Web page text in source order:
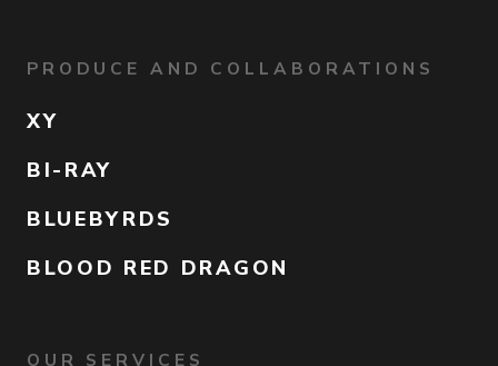
PRODUCE AND COLLABORATIONS
XY
BI-RAY
BLUEBYRDS
BLOOD RED DRAGON
OUR SERVICES